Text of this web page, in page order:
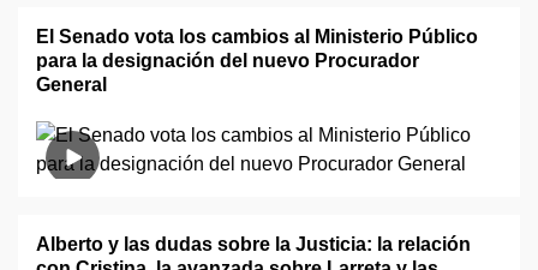
El Senado vota los cambios al Ministerio Público
para la designación del nuevo Procurador
General
Alberto y las dudas sobre la Justicia: la relación